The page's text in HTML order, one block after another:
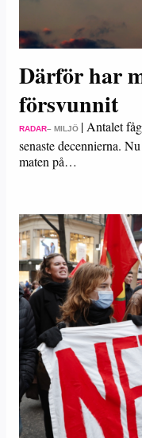
Därför har
försvunnit
RADAR– MILJÖ | Antalet
senaste decennierna.
maten på…